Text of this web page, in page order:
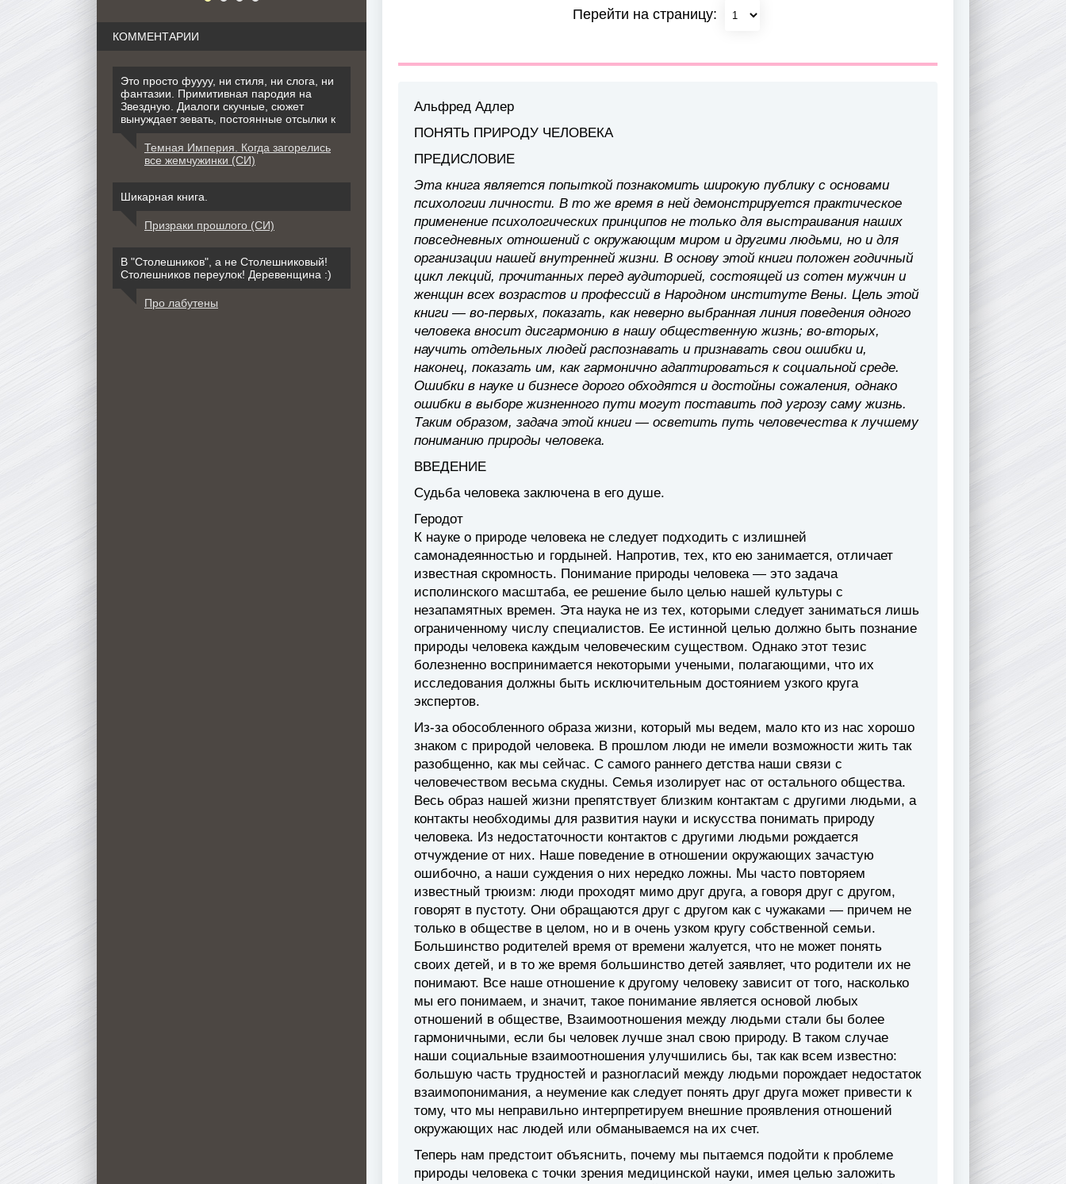
Перейти на страницу:
Альфред Адлер
ПОНЯТЬ ПРИРОДУ ЧЕЛОВЕКА
ПРЕДИСЛОВИЕ
Эта книга является попыткой познакомить широкую публику с основами
психологии личности. В то же время в ней демонстрируется практическое
применение психологических принципов не только для выстраивания наших
повседневных отношений с окружающим миром и другими людьми, но и для
организации нашей внутренней жизни. В основу этой книги положен годичный
цикл лекций, прочитанных перед аудиторией, состоящей из сотен мужчин и
женщин всех возрастов и профессий в Народном институте Вены. Цель этой
книги — во-первых, показать, как неверно выбранная линия поведения одного
человека вносит дисгармонию в нашу общественную жизнь; во-вторых,
научить отдельных людей распознавать и признавать свои ошибки и,
наконец, показать им, как гармонично адаптироваться к социальной среде.
Ошибки в науке и бизнесе дорого обходятся и достойны сожаления, однако
ошибки в выборе жизненного пути могут поставить под угрозу саму жизнь.
Таким образом, задача этой книги — осветить путь человечества к лучшему
пониманию природы человека.
ВВЕДЕНИЕ
Судьба человека заключена в его душе.
Геродот
К науке о природе человека не следует подходить с излишней
самонадеянностью и гордыней. Напротив, тех, кто ею занимается, отличает
известная скромность. Понимание природы человека — это задача
исполинского масштаба, ее решение было целью нашей культуры с
незапамятных времен. Эта наука не из тех, которыми следует заниматься лишь
ограниченному числу специалистов. Ее истинной целью должно быть познание
природы человека каждым человеческим существом. Однако этот тезис
болезненно воспринимается некоторыми учеными, полагающими, что их
исследования должны быть исключительным достоянием узкого круга
экспертов.
Из-за обособленного образа жизни, который мы ведем, мало кто из нас хорошо
знаком с природой человека. В прошлом люди не имели возможности жить так
разобщенно, как мы сейчас. С самого раннего детства наши связи с
человечеством весьма скудны. Семья изолирует нас от остального общества.
Весь образ нашей жизни препятствует близким контактам с другими людьми, а
контакты необходимы для развития науки и искусства понимать природу
человека. Из недостаточности контактов с другими людьми рождается
отчуждение от них. Наше поведение в отношении окружающих зачастую
ошибочно, а наши суждения о них нередко ложны. Мы часто повторяем
известный трюизм: люди проходят мимо друг друга, а говоря друг с другом,
говорят в пустоту. Они обращаются друг с другом как с чужаками — причем не
только в обществе в целом, но и в очень узком кругу собственной семьи.
Большинство родителей время от времени жалуется, что не может понять
своих детей, и в то же время большинство детей заявляет, что родители их не
понимают. Все наше отношение к другому человеку зависит от того, насколько
мы его понимаем, и значит, такое понимание является основой любых
отношений в обществе, Взаимоотношения между людьми стали бы более
гармоничными, если бы человек лучше знал свою природу. В таком случае
наши социальные взаимоотношения улучшились бы, так как всем известно:
большую часть трудностей и разногласий между людьми порождает недостаток
взаимопонимания, а неумение как следует понять друг друга может привести к
тому, что мы неправильно интерпретируем внешние проявления отношений
окружающих нас людей или обманываемся на их счет.
Теперь нам предстоит объяснить, почему мы пытаемся подойти к проблеме
природы человека с точки зрения медицинской науки, имея целью заложить
КОММЕНТАРИИ
Это просто фуууу, ни стиля, ни слога, ни
фантазии. Примитивная пародия на
Звездную. Диалоги скучные, сюжет
вынуждает зевать, постоянные отсылки к
Темная Империя. Когда загорелись
все жемчужинки (СИ)
Шикарная книга.
Призраки прошлого (СИ)
В "Столешников", а не Столешниковый!
Столешников переулок! Деревенщина :)
Про лабутены